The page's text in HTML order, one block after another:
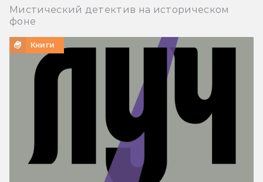
Мистический детектив на историческом
фоне
Книги